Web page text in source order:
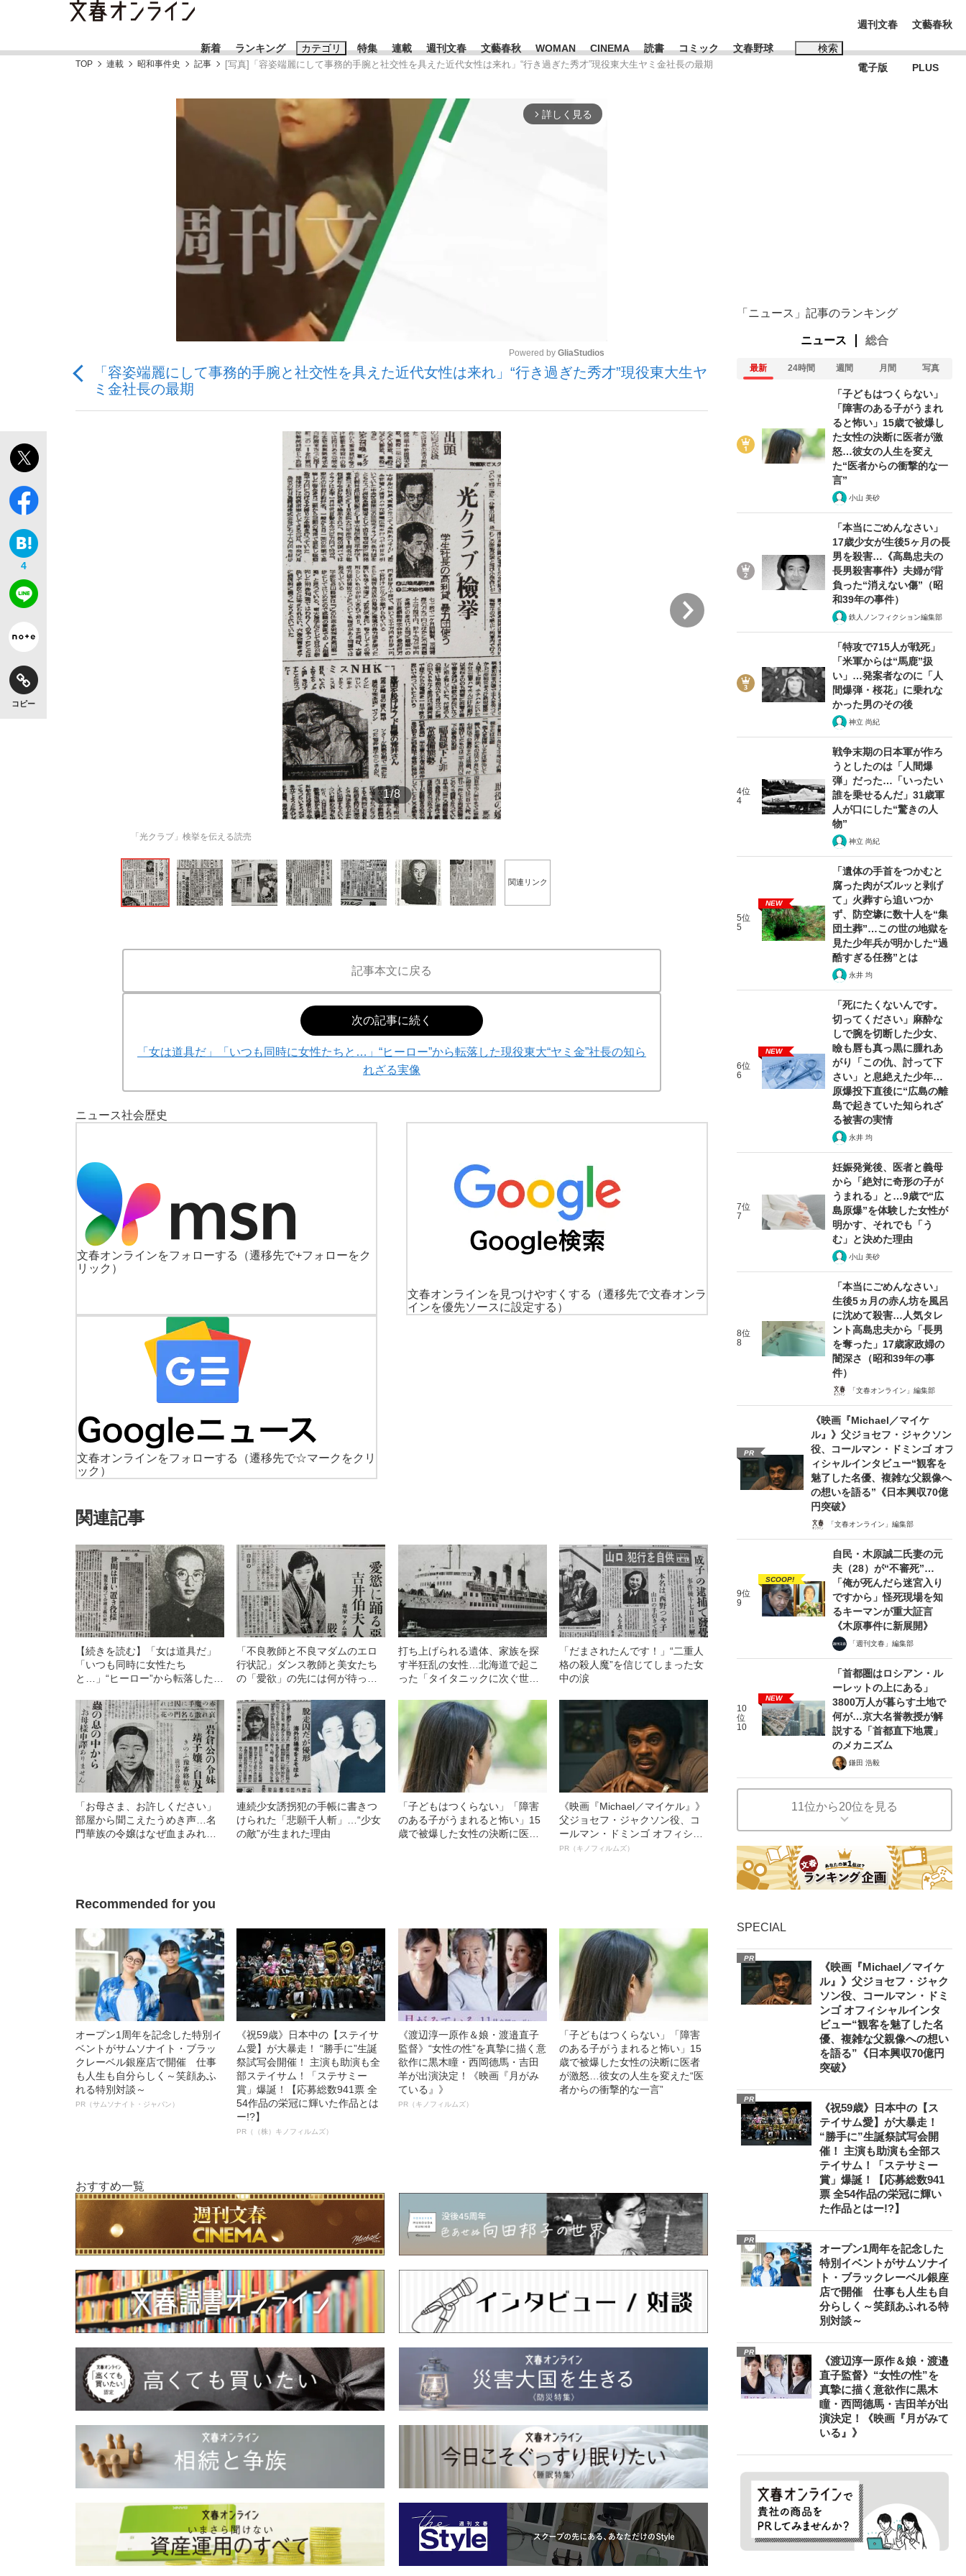
新着 ランキング カテゴリ
「90%は失敗する。でも…」本田圭佑が初めて明かした日本代表監督に...
「敗因分析は一切聞かれなかった」侍ジャパン選手が証言した“NPB聞... 「クマが悪者扱いされているのが悲しい」『北の国から』倉本聰氏（91...
「目標達成できなかったからと言って…」サッカー日本代表・森保一監督...
もっと見る
特集
終戦から81年
いまさら聞けない資産運用のすべて
もっと見る
連載 週刊文春 文藝春秋 WOMAN CINEMA 読書 コミック 文春野球 検索
おすすめのキーワードタグ一覧
#藤田晋 #三山凌輝 #高市早苗
#玉木雄一郎
#亀和田武
週刊文春
電子版
文藝春秋
PLUS
TOP 連載 昭和事件史 記事 [写真]「容姿端麗にして事務的手腕と社交性を具えた近代女性は来れ」“行き過ぎた秀才”現役東大生ヤミ金社長の最期
arrow_forward_ios 詳しく見る
Powered by GliaStudios
「容姿端麗にして事務的手腕と社交性を具えた近代女性は来れ」“行き過ぎた秀才”現役東大生ヤ
ミ金社長の最期
4
コピー
1/8
「光クラブ」検挙を伝える読売
関連リンク
記事本文に戻る
次の記事に続く
「女は道具だ」「いつも同時に女性たちと…」“ヒーロー”から転落した現役東大“ヤミ金”社長の知ら
れざる実像
ニュース社会歴史
文春オンラインをフォローする
（遷移先で+フォローをク
リック）
文春オンラインを見つけやすくする
（遷移先で文春オンラ
インを優先ソースに設定する）
文春オンラインをフォローする
（遷移先で☆マークをクリ
ック）
関連記事
【続きを読む】「女は道具だ」
「いつも同時に女性たち
と…」“ヒーロー”から転落した現
実像
「不良教師と不良マダムのエロ
行状記」ダンス教師と美女たち
の「愛欲」の先には何が待って
打ち上げられる遺体、家族を探
す半狂乱の女性…北海道で起こ
った「タイタニックに次ぐ世界2
「だまされたんです！」“二重人
格の殺人魔”を信じてしまった女
中の涙
「お母さま、お許しください」
部屋から聞こえたうめき声…名
門華族の令嬢はなぜ血まみれに
連続少女誘拐犯の手帳に書きつ
けられた「悲願千人斬」…“少女
の敵”が生まれた理由
「子どもはつくらない」「障害
のある子がうまれると怖い」15
歳で被爆した女性の決断に医者
《映画『Michael／マイケル』》
父ジョセフ・ジャクソン役、コ
ールマン・ドミンゴ オフィシャ
ルインタビュー“観客を魅了した
PR（キノフィルムズ）
Recommended for you
オープン1周年を記念した特別イ
ベントがサムソナイト・ブラッ
クレーベル銀座店で開催 仕事
も人生も自分らしく～笑顔あふ
れる特別対談～
PR（サムソナイト・ジャパン）
《祝59歳》日本中の【ステイサ
ム愛】が大暴走！ “勝手に”生誕
祭試写会開催！ 主演も助演も全
部ステイサム！「ステサミー
賞」爆誕！【応募総数941票 全
54作品の栄冠に輝いた作品とは
ー!?】
PR（（株）キノフィルムズ）
《渡辺淳一原作＆娘・渡邉直子
監督》“女性の性”を真摯に描く意
欲作に黒木瞳・西岡德馬・吉田
羊が出演決定！《映画『月がみ
ている』》
PR（キノフィルムズ）
「子どもはつくらない」「障害
のある子がうまれると怖い」15
歳で被爆した女性の決断に医者
が激怒…彼女の人生を変えた“医
者からの衝撃的な一言”
おすすめ一覧
「ニュース」記事のランキング
ニュース 総合
最新 24時間 週間 月間 写真
「子どもはつくらない」
「障害のある子がうまれ
ると怖い」15歳で被爆し
た女性の決断に医者が激
怒…彼女の人生を変え
た“医者からの衝撃的な一
言”
小山 美砂
「本当にごめんなさい」
17歳少女が生後5ヶ月の長
男を殺害…《高島忠夫の
長男殺害事件》夫婦が背
負った“消えない傷”（昭
和39年の事件）
鉄人ノンフィクション編集部
「特攻で715人が戦死」
「米軍からは“馬鹿”扱
い」…発案者なのに「人
間爆弾・桜花」に乗れな
かった男のその後
神立 尚紀
4位
4
戦争末期の日本軍が作ろ
うとしたのは「人間爆
弾」だった…「いったい
誰を乗せるんだ」31歳軍
人が口にした“驚きの人
物”
神立 尚紀
5位
5
NEW
「遺体の手首をつかむと
腐った肉がズルッと剥げ
て」火葬すら追いつか
ず、防空壕に数十人を“集
団土葬”…この世の地獄を
見た少年兵が明かした“過
酷すぎる任務”とは
永井 均
6位
6
NEW
「死にたくないんです。
切ってください」麻酔な
しで腕を切断した少女、
瞼も唇も真っ黒に腫れあ
がり「この仇、討って下
さい」と息絶えた少年…
原爆投下直後に“広島の離
島で起きていた知られざ
る被害の実情
永井 均
7位
7
妊娠発覚後、医者と義母
から「絶対に奇形の子が
うまれる」と…9歳で“広
島原爆”を体験した女性が
明かす、それでも「う
む」と決めた理由
小山 美砂
8位
8
「本当にごめんなさい」
生後5ヵ月の赤ん坊を風呂
に沈めて殺害…人気タレ
ント高島忠夫から「長男
を奪った」17歳家政婦の
闇深さ（昭和39年の事
件）
「文春オンライン」編集部
PR
《映画『Michael／マイケ
ル』》父ジョセフ・ジャクソン
役、コールマン・ドミンゴ オフ
ィシャルインタビュー“観客を
魅了した名優、複雑な父親像へ
の想いを語る”《日本興収70億
円突破》
「文春オンライン」編集部
9位
9
SCOOP!
自民・木原誠二氏妻の元
夫（28）が“不審死”…
「俺が死んだら迷宮入り
ですから」怪死現場を知
るキーマンが重大証言
《木原事件に新展開》
「週刊文春」編集部
10
位
10
NEW
「首都圏はロシアン・ル
ーレットの上にある」
3800万人が暮らす土地で
何が…京大名誉教授が解
説する「首都直下地震」
のメカニズム
鎌田 浩毅
11位から20位を見る
SPECIAL
PR
《映画『Michael／マイケ
ル』》父ジョセフ・ジャク
ソン役、コールマン・ドミ
ンゴ オフィシャルインタ
ビュー“観客を魅了した名
優、複雑な父親像への想い
を語る”《日本興収70億円
突破》
PR
《祝59歳》日本中の【ス
テイサム愛】が大暴走！
“勝手に”生誕祭試写会開
催！ 主演も助演も全部ス
テイサム！「ステサミー
賞」爆誕！【応募総数941
票 全54作品の栄冠に輝い
た作品とはー!?】
PR
オープン1周年を記念した
特別イベントがサムソナイ
ト・ブラックレーベル銀座
店で開催 仕事も人生も自
分らしく～笑顔あふれる特
別対談～
PR
《渡辺淳一原作＆娘・渡邉
直子監督》“女性の性”を
真摯に描く意欲作に黒木
瞳・西岡德馬・吉田羊が出
演決定！《映画『月がみて
いる』》